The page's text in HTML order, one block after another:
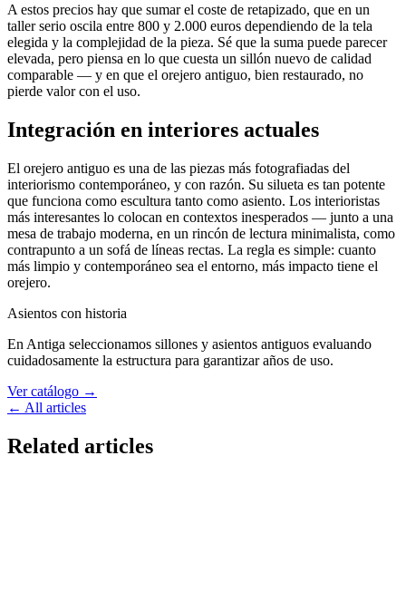
A estos precios hay que sumar el coste de retapizado, que en un
taller serio oscila entre 800 y 2.000 euros dependiendo de la tela
elegida y la complejidad de la pieza. Sé que la suma puede parecer
elevada, pero piensa en lo que cuesta un sillón nuevo de calidad
comparable — y en que el orejero antiguo, bien restaurado, no
pierde valor con el uso.
Integración en interiores actuales
El orejero antiguo es una de las piezas más fotografiadas del
interiorismo contemporáneo, y con razón. Su silueta es tan potente
que funciona como escultura tanto como asiento. Los interioristas
más interesantes lo colocan en contextos inesperados — junto a una
mesa de trabajo moderna, en un rincón de lectura minimalista, como
contrapunto a un sofá de líneas rectas. La regla es simple: cuanto
más limpio y contemporáneo sea el entorno, más impacto tiene el
orejero.
Asientos con historia
En Antiga seleccionamos sillones y asientos antiguos evaluando
cuidadosamente la estructura para garantizar años de uso.
Ver catálogo →
← All articles
Related articles